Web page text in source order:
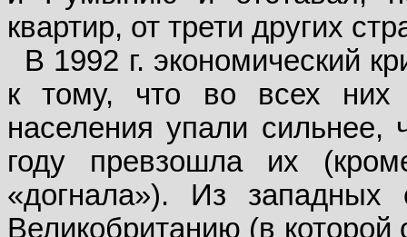
квартир, от трети других
В 1992 г. экономический
к тому, что во всех
населения упали
году превзошла их
«догнала»). Из западных
Великобританию (в